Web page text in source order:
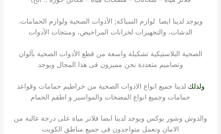
ويوجد لدينا ايضا لوازم السباكة; الأدوات الصحية ولوازم الحمامات.
الدشات، والتجهيزات لخزانات المراحيض، ومنتجات الأدوات
الصحية البلاستيكية تشكيلة واسعة من قطع الأدوات الصحية بألوان
وتصاميم متعددة نحن مميزون فى هذا المجال ويوجد
ولذلك لدينا جميع انواع الادوات الصحية من خراطيم حمامات وقواعد
حمامات وجميع انواع المضخات والمواسير و اطقم الحمام
والدوش وشور بوكس ويوجد لدينا ايضا فلاتر مياة على درجة عالية من
الامان ونعمل متواجدون فى جميع مناطق الكويت